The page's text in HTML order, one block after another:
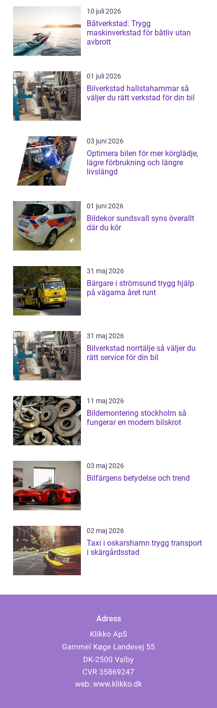
10 juli 2026
Båtverkstad: Trygg
maskinverkstad för båtliv utan
avbrott
01 juli 2026
Bilverkstad hallstahammar så
väljer du rätt verkstad för din bil
03 juni 2026
Optimera bilen för mer körglädje,
lägre förbrukning och längre
livslängd
01 juni 2026
Bildekor sundsvall syns överallt
där du kör
31 maj 2026
Bärgare i strömsund trygg hjälp
på vägarna året runt
31 maj 2026
Bilverkstad norrtälje så väljer du
rätt service för din bil
11 maj 2026
Bildemontering stockholm så
fungerar en modern bilskrot
03 maj 2026
Bilfärgens betydelse och trend
02 maj 2026
Taxi i oskarshamn trygg transport
i skärgårdsstad
Adress
web: www.klikko.dk